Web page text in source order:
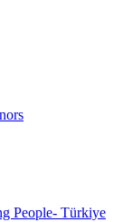
People- Türkiye